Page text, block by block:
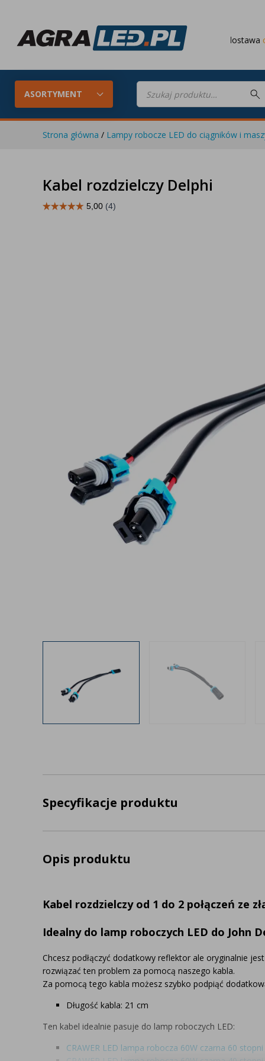
Darmowa dostawa od 649 PLN
ASORTYMENT
Wyszukiwarka
produktów
Konfigurator LED
Skompletuj oświetlenie LED do
swojego ciągnika
Lampy
Oferty
Inne
Często zadawane
Strona główna / Lampy robocze LED do ciągników i
Kabel rozdzielczy Delphi
Specyfikacje produktu
Opis produktu
Kabel rozdzielczy od 1 do 2 połączeń ze
Idealny do lamp roboczych LED do John
Chcesz podłączyć dodatkowy reflektor ale oryginalnie
rozwiązać ten problem za pomocą naszego kabla.
Za pomocą tego kabla możesz szybko podpiąć
Długość kabla: 21 cm
Ten kabel idealnie pasuje do lamp roboczych LED:
CRAWER LED lampa robocza 60W czarna 60